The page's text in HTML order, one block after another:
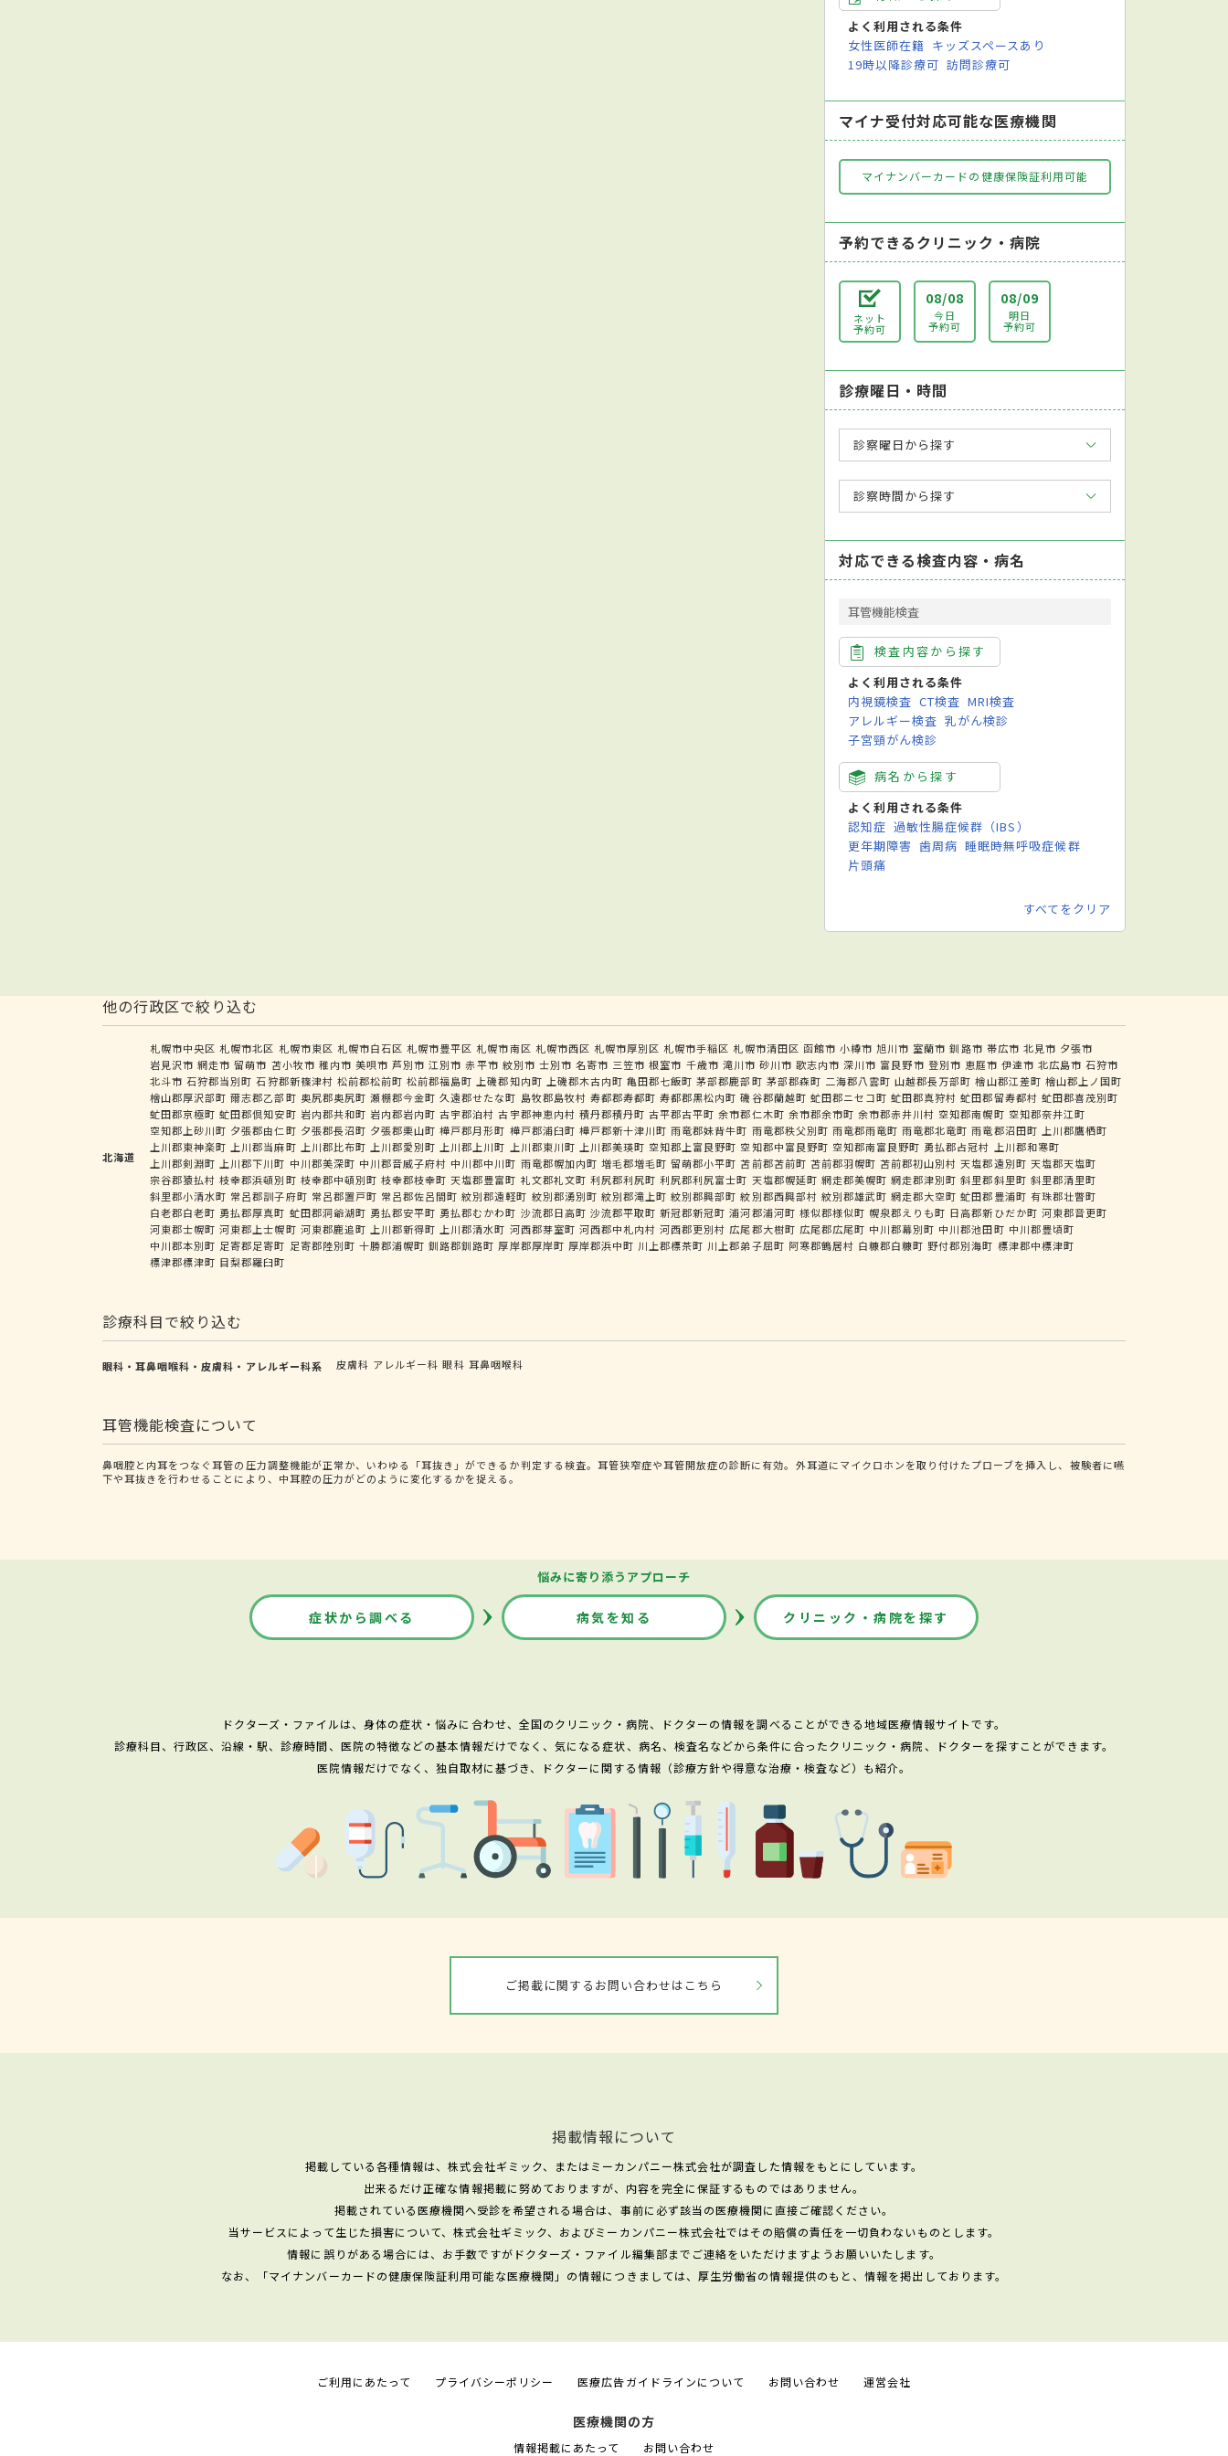
よく利用される条件
女性医師在籍 キッズスペースあり
19時以降診療可 訪問診療可
マイナ受付対応可能な医療機関
マイナンバーカードの健康保険証利用可能
予約できるクリニック・病院
ネット
予約可
08/08
今日
予約可
08/09
明日
予約可
診療曜日・時間
診察曜日から探す
診察時間から探す
対応できる検査内容・病名
耳管機能検査
検査内容から探す
よく利用される条件
内視鏡検査 CT検査 MRI検査
アレルギー検査 乳がん検診
子宮頸がん検診
病名から探す
よく利用される条件
認知症 過敏性腸症候群（IBS）
更年期障害 歯周病 睡眠時無呼吸症候群
片頭痛
すべてをクリア
他の行政区で絞り込む
北海道
札幌市中央区 札幌市北区 札幌市東区 札幌市白石区 札幌市豊平区 札幌市南区 札幌市西区 札幌市厚別区 札幌市手稲区 札幌市清田区 函館市 小樽市 旭川市 室蘭市 釧路市 帯広市 北見市 夕張市
岩見沢市 網走市 留萌市 苫小牧市 稚内市 美唄市 芦別市 江別市 赤平市 紋別市 士別市 名寄市 三笠市 根室市 千歳市 滝川市 砂川市 歌志内市 深川市 富良野市 登別市 恵庭市 伊達市 北広島市 石狩市
北斗市 石狩郡当別町 石狩郡新篠津村 松前郡松前町 松前郡福島町 上磯郡知内町 上磯郡木古内町 亀田郡七飯町 茅部郡鹿部町 茅部郡森町 二海郡八雲町 山越郡長万部町 檜山郡江差町 檜山郡上ノ国町
檜山郡厚沢部町 爾志郡乙部町 奥尻郡奥尻町 瀬棚郡今金町 久遠郡せたな町 島牧郡島牧村 寿都郡寿都町 寿都郡黒松内町 磯谷郡蘭越町 虻田郡ニセコ町 虻田郡真狩村 虻田郡留寿都村 虻田郡喜茂別町
虻田郡京極町 虻田郡倶知安町 岩内郡共和町 岩内郡岩内町 古宇郡泊村 古宇郡神恵内村 積丹郡積丹町 古平郡古平町 余市郡仁木町 余市郡余市町 余市郡赤井川村 空知郡南幌町 空知郡奈井江町
空知郡上砂川町 夕張郡由仁町 夕張郡長沼町 夕張郡栗山町 樺戸郡月形町 樺戸郡浦臼町 樺戸郡新十津川町 雨竜郡妹背牛町 雨竜郡秩父別町 雨竜郡雨竜町 雨竜郡北竜町 雨竜郡沼田町 上川郡鷹栖町
上川郡東神楽町 上川郡当麻町 上川郡比布町 上川郡愛別町 上川郡上川町 上川郡東川町 上川郡美瑛町 空知郡上富良野町 空知郡中富良野町 空知郡南富良野町 勇払郡占冠村
上川郡和寒町
上川郡剣淵町 上川郡下川町 中川郡美深町 中川郡音威子府村 中川郡中川町 雨竜郡幌加内町 増毛郡増毛町 留萌郡小平町 苫前郡苫前町 苫前郡羽幌町 苫前郡初山別村 天塩郡遠別町 天塩郡天塩町
宗谷郡猿払村 枝幸郡浜頓別町 枝幸郡中頓別町 枝幸郡枝幸町 天塩郡豊富町 礼文郡礼文町 利尻郡利尻町 利尻郡利尻富士町 天塩郡幌延町 網走郡美幌町 網走郡津別町 斜里郡斜里町 斜里郡清里町
斜里郡小清水町 常呂郡訓子府町 常呂郡置戸町 常呂郡佐呂間町 紋別郡遠軽町 紋別郡湧別町 紋別郡滝上町 紋別郡興部町 紋別郡西興部村 紋別郡雄武町 網走郡大空町 虻田郡豊浦町 有珠郡壮瞥町
白老郡白老町 勇払郡厚真町 虻田郡洞爺湖町 勇払郡安平町 勇払郡むかわ町 沙流郡日高町 沙流郡平取町 新冠郡新冠町 浦河郡浦河町 様似郡様似町 幌泉郡えりも町 日高郡新ひだか町 河東郡音更町
河東郡士幌町 河東郡上士幌町 河東郡鹿追町 上川郡新得町 上川郡清水町 河西郡芽室町 河西郡中札内村 河西郡更別村 広尾郡大樹町 広尾郡広尾町 中川郡幕別町 中川郡池田町 中川郡豊頃町
中川郡本別町 足寄郡足寄町 足寄郡陸別町 十勝郡浦幌町 釧路郡釧路町 厚岸郡厚岸町 厚岸郡浜中町 川上郡標茶町 川上郡弟子屈町 阿寒郡鶴居村 白糠郡白糠町 野付郡別海町 標津郡中標津町
標津郡標津町 目梨郡羅臼町
診療科目で絞り込む
眼科・耳鼻咽喉科・皮膚科・アレルギー科系 皮膚科 アレルギー科 眼科 耳鼻咽喉科
耳管機能検査について
鼻咽腔と内耳をつなぐ耳管の圧力調整機能が正常か、いわゆる「耳抜き」ができるか判定する検査。耳管狭窄症や耳管開放症の診断に有効。外耳道にマイクロホンを取り付けたプローブを挿入し、被験者に嚥
下や耳抜きを行わせることにより、中耳腔の圧力がどのように変化するかを捉える。
悩みに寄り添うアプローチ
症状から調べる 病気を知る クリニック・病院を探す
ドクターズ・ファイルは、身体の症状・悩みに合わせ、全国のクリニック・病院、ドクターの情報を調べることができる地域医療情報サイトです。
診療科目、行政区、沿線・駅、診療時間、医院の特徴などの基本情報だけでなく、気になる症状、病名、検査名などから条件に合ったクリニック・病院、ドクターを探すことができます。
医院情報だけでなく、独自取材に基づき、ドクターに関する情報（診療方針や得意な治療・検査など）も紹介。
ご掲載に関するお問い合わせはこちら
掲載情報について
掲載している各種情報は、株式会社ギミック、またはミーカンパニー株式会社が調査した情報をもとにしています。
出来るだけ正確な情報掲載に努めておりますが、内容を完全に保証するものではありません。
掲載されている医療機関へ受診を希望される場合は、事前に必ず該当の医療機関に直接ご確認ください。
当サービスによって生じた損害について、株式会社ギミック、およびミーカンパニー株式会社ではその賠償の責任を一切負わないものとします。
情報に誤りがある場合には、お手数ですがドクターズ・ファイル編集部までご連絡をいただけますようお願いいたします。
なお、「マイナンバーカードの健康保険証利用可能な医療機関」の情報につきましては、厚生労働省の情報提供のもと、情報を掲出しております。
ご利用にあたって プライバシーポリシー 医療広告ガイドラインについて お問い合わせ 運営会社
医療機関の方
情報掲載にあたって お問い合わせ